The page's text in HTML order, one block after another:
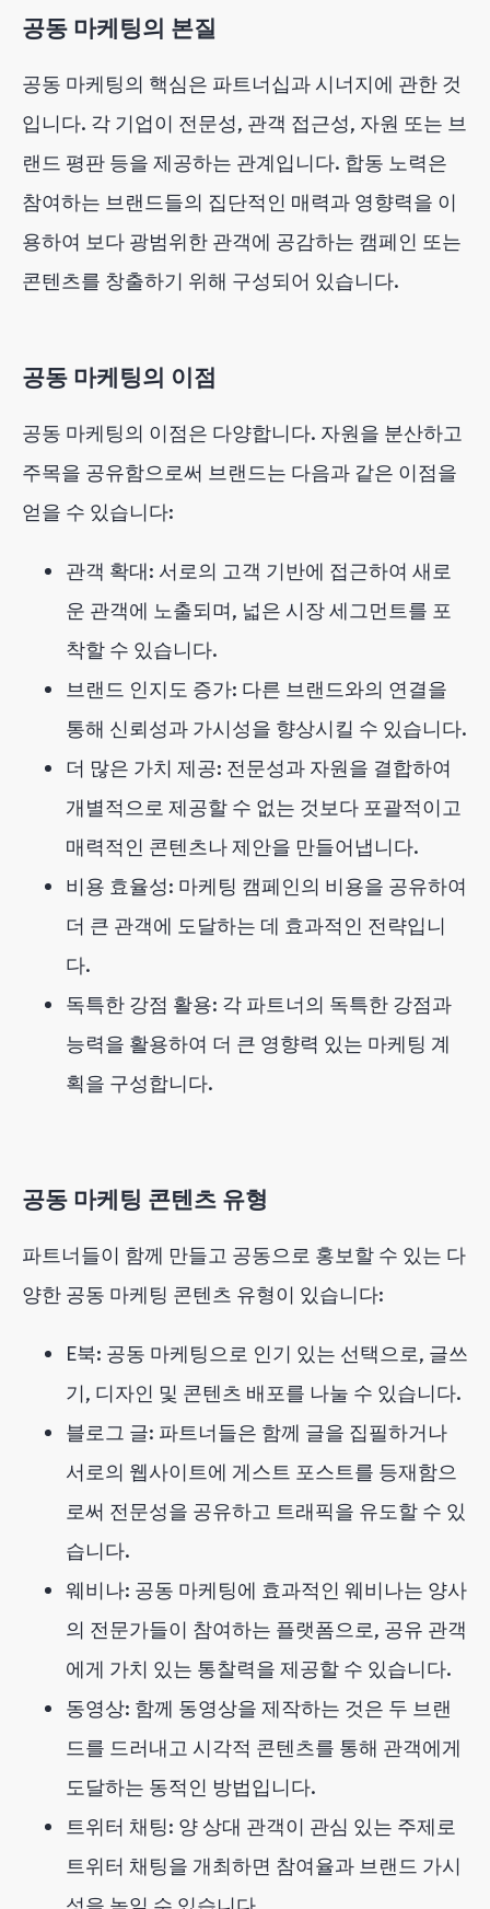
공동 마케팅의 본질
공동 마케팅의 핵심은 파트너십과 시너지에 관한 것
입니다. 각 기업이 전문성, 관객 접근성, 자원 또는 브
랜드 평판 등을 제공하는 관계입니다. 합동 노력은
참여하는 브랜드들의 집단적인 매력과 영향력을 이
용하여 보다 광범위한 관객에 공감하는 캠페인 또는
콘텐츠를 창출하기 위해 구성되어 있습니다.
공동 마케팅의 이점
공동 마케팅의 이점은 다양합니다. 자원을 분산하고
주목을 공유함으로써 브랜드는 다음과 같은 이점을
얻을 수 있습니다:
관객 확대: 서로의 고객 기반에 접근하여 새로
운 관객에 노출되며, 넓은 시장 세그먼트를 포
착할 수 있습니다.
브랜드 인지도 증가: 다른 브랜드와의 연결을
통해 신뢰성과 가시성을 향상시킬 수 있습니다.
더 많은 가치 제공: 전문성과 자원을 결합하여
개별적으로 제공할 수 없는 것보다 포괄적이고
매력적인 콘텐츠나 제안을 만들어냅니다.
비용 효율성: 마케팅 캠페인의 비용을 공유하여
더 큰 관객에 도달하는 데 효과적인 전략입니
다.
독특한 강점 활용: 각 파트너의 독특한 강점과
능력을 활용하여 더 큰 영향력 있는 마케팅 계
획을 구성합니다.
공동 마케팅 콘텐츠 유형
파트너들이 함께 만들고 공동으로 홍보할 수 있는 다
양한 공동 마케팅 콘텐츠 유형이 있습니다:
E북: 공동 마케팅으로 인기 있는 선택으로, 글쓰
기, 디자인 및 콘텐츠 배포를 나눌 수 있습니다.
블로그 글: 파트너들은 함께 글을 집필하거나
서로의 웹사이트에 게스트 포스트를 등재함으
로써 전문성을 공유하고 트래픽을 유도할 수 있
습니다.
웨비나: 공동 마케팅에 효과적인 웨비나는 양사
의 전문가들이 참여하는 플랫폼으로, 공유 관객
에게 가치 있는 통찰력을 제공할 수 있습니다.
동영상: 함께 동영상을 제작하는 것은 두 브랜
드를 드러내고 시각적 콘텐츠를 통해 관객에게
도달하는 동적인 방법입니다.
트위터 채팅: 양 상대 관객이 관심 있는 주제로
트위터 채팅을 개최하면 참여율과 브랜드 가시